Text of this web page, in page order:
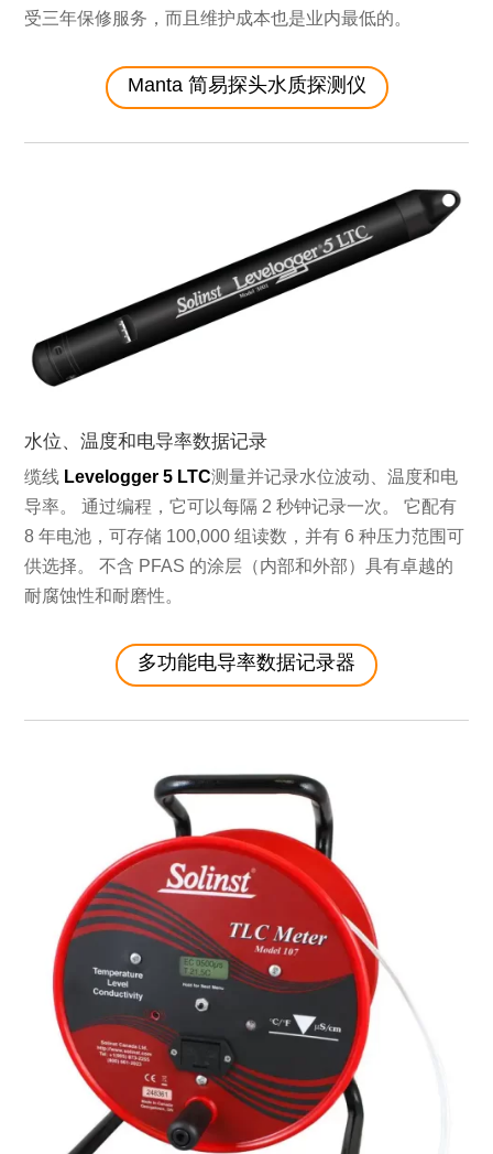
受三年保修服务，而且维护成本也是业内最低的。
Manta 简易探头水质探测仪
水位、温度和电导率数据记录
缆线 Levelogger 5 LTC测量并记录水位波动、温度和电
导率。 通过编程，它可以每隔 2 秒钟记录一次。 它配有
8 年电池，可存储 100,000 组读数，并有 6 种压力范围可
供选择。 不含 PFAS 的涂层（内部和外部）具有卓越的
耐腐蚀性和耐磨性。
多功能电导率数据记录器